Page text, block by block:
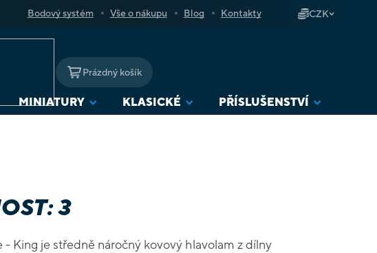
Bodový systém Vše o nákupu Blog Kontakty CZK
NÁKUPNÍ
KOŠÍK
Prázdný košík
MINIATURY KLASICKÉ PŘÍSLUŠENSTVÍ
3
- King je středně náročný kovový hlavolam z dílny